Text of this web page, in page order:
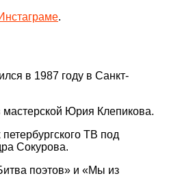
.
в 1987 году в Санкт-
мастерской Юрия Клепикова.
ТВ под
Сокурова.
поэтов» и «Мы из